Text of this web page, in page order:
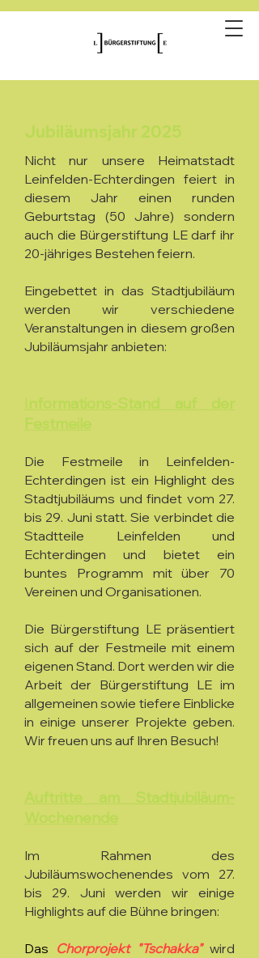
Jubiläumsjahr 2025
Nicht nur unsere Heimatstadt
Leinfelden-Echterdingen feiert in
diesem Jahr einen runden
Geburtstag (50 Jahre) sondern
auch die Bürgerstiftung LE darf ihr
20-jähriges Bestehen feiern.
Eingebettet in das Stadtjubiläum
werden wir verschiedene
Veranstaltungen in diesem großen
Jubiläumsjahr anbieten:
Informations-Stand auf der
Festmeile
Die Festmeile in Leinfelden-
Echterdingen ist ein Highlight des
Stadtjubiläums und findet vom 27.
bis 29. Juni statt. Sie verbindet die
Stadtteile Leinfelden und
Echterdingen und bietet ein
buntes Programm mit über 70
Vereinen und Organisationen.
Die Bürgerstiftung LE präsentiert
sich auf der Festmeile mit einem
eigenen Stand. Dort werden wir die
Arbeit der Bürgerstiftung LE im
allgemeinen sowie tiefere Einblicke
in einige unserer Projekte geben.
Wir freuen uns auf Ihren Besuch!
Auftritte am Stadtjubiläum-
Wochenende
Im Rahmen des
Jubiläumswochenendes vom 27.
bis 29. Juni werden wir einige
Highlights auf die Bühne bringen:
Das Chorprojekt "Tschakka"wird